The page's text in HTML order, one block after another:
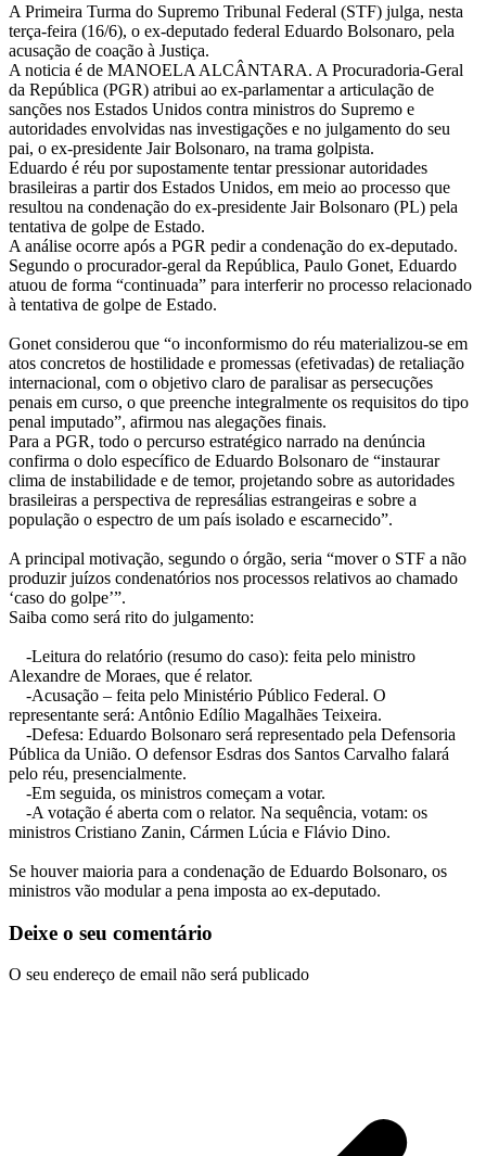
A Primeira Turma do Supremo Tribunal Federal (STF) julga, nesta
terça-feira (16/6), o ex-deputado federal Eduardo Bolsonaro, pela
acusação de coação à Justiça.
A noticia é de MANOELA ALCÂNTARA. A Procuradoria-Geral
da República (PGR) atribui ao ex-parlamentar a articulação de
sanções nos Estados Unidos contra ministros do Supremo e
autoridades envolvidas nas investigações e no julgamento do seu
pai, o ex-presidente Jair Bolsonaro, na trama golpista.
Eduardo é réu por supostamente tentar pressionar autoridades
brasileiras a partir dos Estados Unidos, em meio ao processo que
resultou na condenação do ex-presidente Jair Bolsonaro (PL) pela
tentativa de golpe de Estado.
A análise ocorre após a PGR pedir a condenação do ex-deputado.
Segundo o procurador-geral da República, Paulo Gonet, Eduardo
atuou de forma “continuada” para interferir no processo relacionado
à tentativa de golpe de Estado.
Gonet considerou que “o inconformismo do réu materializou-se em
atos concretos de hostilidade e promessas (efetivadas) de retaliação
internacional, com o objetivo claro de paralisar as persecuções
penais em curso, o que preenche integralmente os requisitos do tipo
penal imputado”, afirmou nas alegações finais.
Para a PGR, todo o percurso estratégico narrado na denúncia
confirma o dolo específico de Eduardo Bolsonaro de “instaurar
clima de instabilidade e de temor, projetando sobre as autoridades
brasileiras a perspectiva de represálias estrangeiras e sobre a
população o espectro de um país isolado e escarnecido”.
A principal motivação, segundo o órgão, seria “mover o STF a não
produzir juízos condenatórios nos processos relativos ao chamado
‘caso do golpe’”.
Saiba como será rito do julgamento:
-Leitura do relatório (resumo do caso): feita pelo ministro
Alexandre de Moraes, que é relator.
-Acusação – feita pelo Ministério Público Federal. O
representante será: Antônio Edílio Magalhães Teixeira.
-Defesa: Eduardo Bolsonaro será representado pela Defensoria
Pública da União. O defensor Esdras dos Santos Carvalho falará
pelo réu, presencialmente.
-Em seguida, os ministros começam a votar.
-A votação é aberta com o relator. Na sequência, votam: os
ministros Cristiano Zanin, Cármen Lúcia e Flávio Dino.
Se houver maioria para a condenação de Eduardo Bolsonaro, os
ministros vão modular a pena imposta ao ex-deputado.
Deixe o seu comentário
O seu endereço de email não será publicado